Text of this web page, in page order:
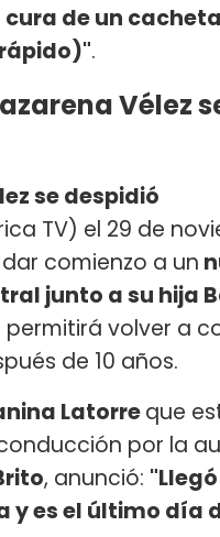
de un
.
Vélez
se despidió
TV) el 29 de
comienzo a un
junto a su hija
permitirá volver a
de 10 años.
Latorreque
por la
, anunció:
y es el último día